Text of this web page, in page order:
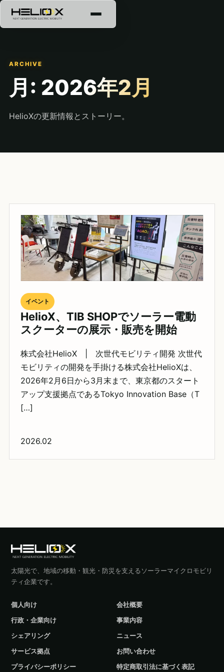
ARCHIVE
月: 2026年2月
HelioXの更新情報とストーリー。
イベント
HelioX、TIB SHOPでソーラー電動
スクーターの展示・販売を開始
株式会社HelioX | 次世代モビリティ開発 次世代
モビリティの開発を手掛ける株式会社HelioXは、
2026年2月6日から3月末まで、東京都のスタート
アップ支援拠点であるTokyo Innovation Base（T
[…]
2026.02
太陽光で、地域の移動・観光・防災を支えるソーラーマイクロモビリ
ティ企業です。
個人向け
会社概要
行政・企業向け
事業内容
シェアリング
ニュース
サービス拠点
お問い合わせ
プライバシーポリシー
特定商取引法に基づく表記